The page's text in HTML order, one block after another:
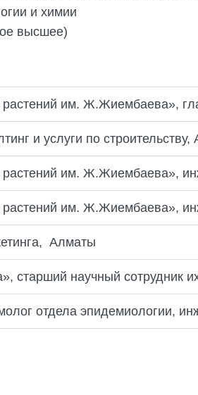
и химии
высшее)
им. Ж.Жиембаева»,
и услуги по
им. Ж.Жиембаева»,
им. Ж.Жиембаева»,
Алматы
старший научный сотрудник
отдела эпидемиологии,